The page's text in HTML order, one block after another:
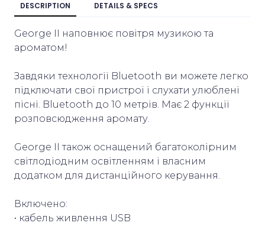
DESCRIPTION DETAILS & SPECS
George II наповнює повітря музикою та
ароматом!
Завдяки технології Bluetooth ви можете легко
підключати свої пристрої і слухати улюблені
пісні. Bluetooth до 10 метрів. Має 2 функції
розповсюдження аромату.
George II також оснащений багатоколірним
світлодіодним освітленням і власним
додатком для дистанційного керування.
Включено:
• кабель живлення USB